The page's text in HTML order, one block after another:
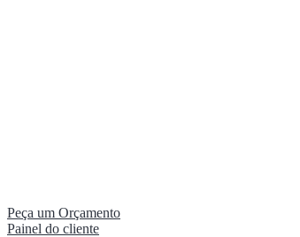
Peça um Orçamento
Painel do cliente